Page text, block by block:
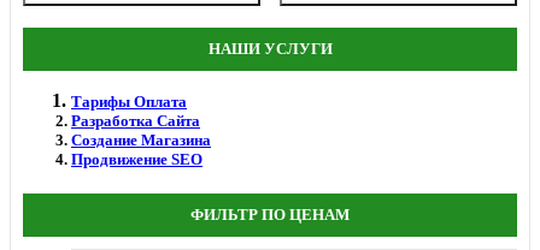
НАШИ УСЛУГИ
Тарифы Оплата
Разработка Сайта
Создание Магазина
Продвижение SEO
ФИЛЬТР ПО ЦЕНАМ